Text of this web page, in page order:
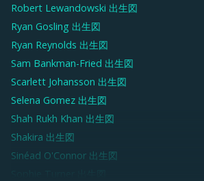
Robert Lewandowski 出生図
Ryan Gosling 出生図
Ryan Reynolds 出生図
Sam Bankman-Fried 出生図
Scarlett Johansson 出生図
Selena Gomez 出生図
Shah Rukh Khan 出生図
Shakira 出生図
Sinéad O'Connor 出生図